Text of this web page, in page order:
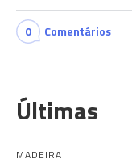
0 Comentários
Últimas
MADEIRA